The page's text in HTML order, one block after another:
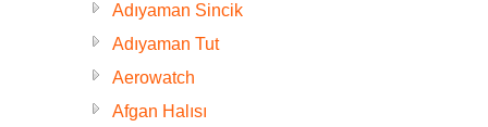
Adıyaman Sincik
Adıyaman Tut
Aerowatch
Afgan Halısı